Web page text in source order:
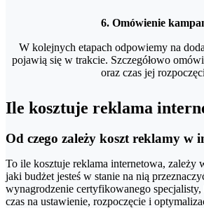
6. Omówienie
W kolejnych etapach odpowiemy na
pojawią się w trakcie. Szczegółowo
oraz czas jej
Ile kosztuje reklama
Od czego zależy koszt reklamy w
To ile kosztuje reklama internetowa, zależy
jaki budżet jesteś w stanie na nią
wynagrodzenie certyfikowanego
czas na ustawienie, rozpoczęcie i